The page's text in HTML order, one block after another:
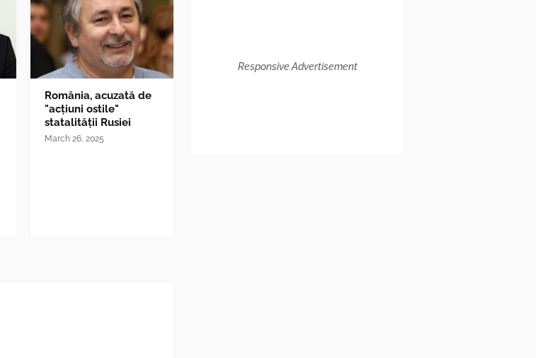
România, acuzată de
"acțiuni ostile"
statalității Rusiei
March 26, 2025
Responsive Advertisement